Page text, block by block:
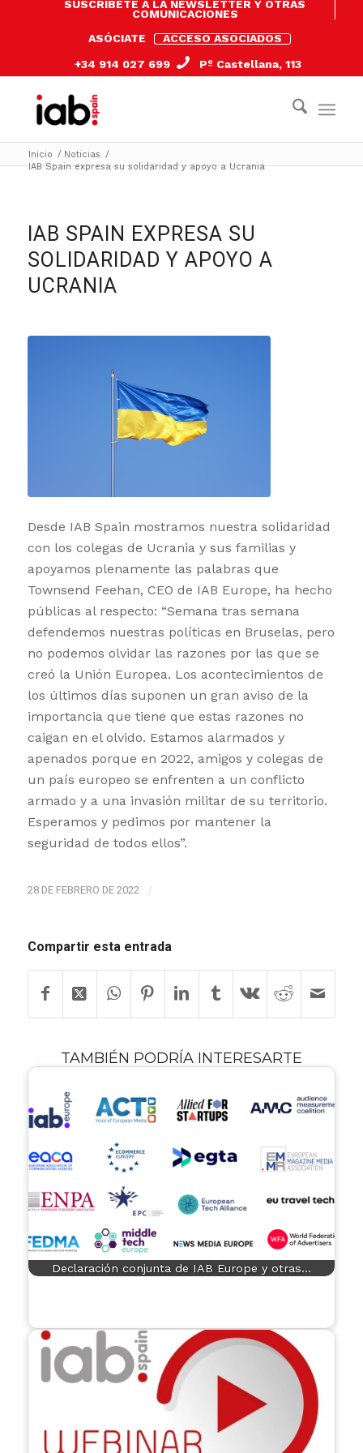
SUSCRÍBETE A LA NEWSLETTER Y OTRAS
COMUNICACIONES
ASÓCIATE
ACCESO ASOCIADOS
+34 914 027 699
Pº Castellana, 113
Inicio / Noticias /
IAB Spain expresa su solidaridad y apoyo a Ucrania
IAB SPAIN EXPRESA SU
SOLIDARIDAD Y APOYO A
UCRANIA
Desde IAB Spain mostramos nuestra solidaridad
con los colegas de Ucrania y sus familias y
apoyamos plenamente las palabras que
Townsend Feehan, CEO de IAB Europe, ha hecho
públicas al respecto: “Semana tras semana
defendemos nuestras políticas en Bruselas, pero
no podemos olvidar las razones por las que se
creó la Unión Europea. Los acontecimientos de
los últimos días suponen un gran aviso de la
importancia que tiene que estas razones no
caigan en el olvido. Estamos alarmados y
apenados porque en 2022, amigos y colegas de
un país europeo se enfrenten a un conflicto
armado y a una invasión militar de su territorio.
Esperamos y pedimos por mantener la
seguridad de todos ellos”.
28 DE FEBRERO DE 2022 /
Compartir esta entrada
TAMBIÉN PODRÍA INTERESARTE
Declaración conjunta de IAB Europe y otras…